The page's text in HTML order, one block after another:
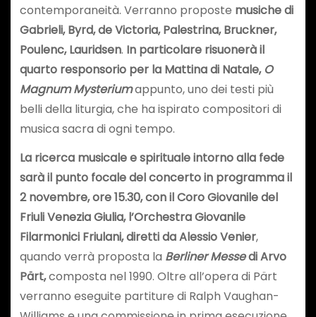
contemporaneità. Verranno proposte musiche di
Gabrieli, Byrd, de Victoria, Palestrina, Bruckner,
Poulenc, Lauridsen. In particolare risuonerà il
quarto responsorio per la Mattina di Natale, O
Magnum Mysteriumappunto, uno dei testi più
belli della liturgia, che ha ispirato compositori di
musica sacra di ogni tempo.
La ricerca musicale e spirituale intorno alla fede
sarà il punto focale del concerto in programma il
2 novembre, ore 15.30, con il Coro Giovanile del
Friuli Venezia Giulia, l’Orchestra Giovanile
Filarmonici Friulani, diretti da Alessio Venier,
quando verrà proposta la Berliner Messedi Arvo
Pärt,composta nel 1990. Oltre all’opera di Pärt
verranno eseguite partiture di Ralph Vaughan-